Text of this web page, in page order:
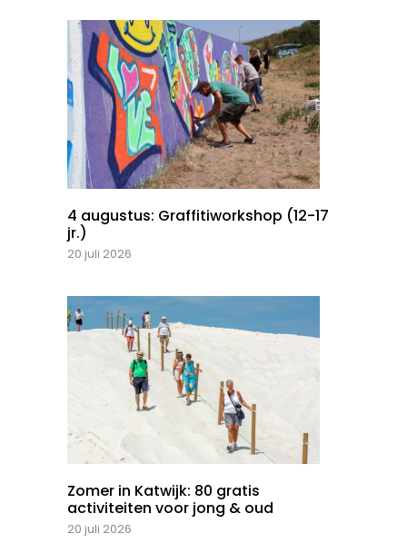
4 augustus: Graffitiworkshop (12-17
jr.)
20 juli 2026
Zomer in Katwijk: 80 gratis
activiteiten voor jong & oud
20 juli 2026